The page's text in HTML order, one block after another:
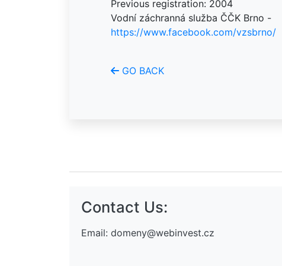
Previous registration: 2004
Vodní záchranná služba ČČK Brno -
https://www.facebook.com/vzsbrno/
GO BACK
Contact Us:
Email: domeny@webinvest.cz